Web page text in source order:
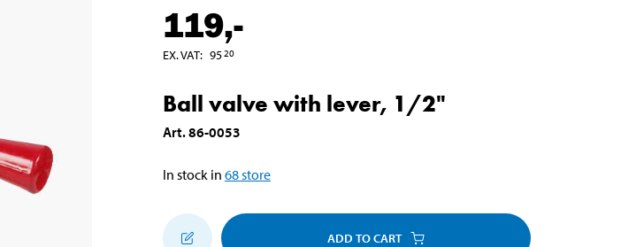
119,-
EX. VAT: 9520
Ball valve with lever, 1/2"
Art.86-0053
In stock in 68store
ADD TO CART